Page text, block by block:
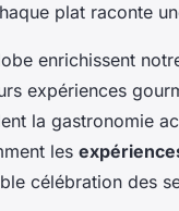
plat raconte
enrichissent
expériences
la gastronomie
les
célébration des